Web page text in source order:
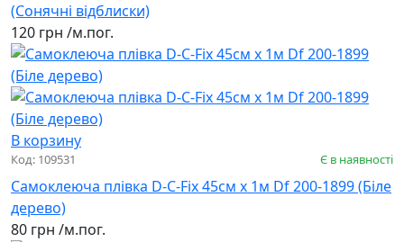
(Сонячні відблиски)
120 грн /м.пог.
В корзину
Код: 109531 Є в наявності
Самоклеюча плівка D-C-Fix 45см х 1м Df 200-1899 (Біле
дерево)
80 грн /м.пог.